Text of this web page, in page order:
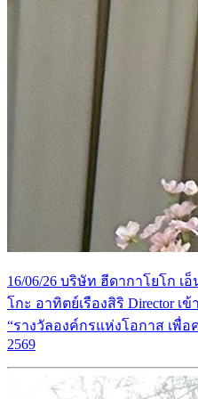
16/06/26 บริษัท ฮีดากาโยโก
โกะ อาทิตย์เรืองสิริ Director เ
“รางวัลองค์กรแห่งโอกาส เพื่
2569